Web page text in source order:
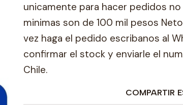
unicamente para hacer pedidos
minimas son de 100 mil pesos
vez haga el pedido escribanos al
confirmar el stock y enviarle el
Chile.
COMPARTIR